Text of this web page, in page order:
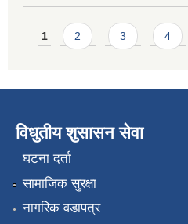
Pages
1 2 3 4
विधुतीय शुसासन सेवा
घटना दर्ता
सामाजिक सुरक्षा
नागरिक वडापत्र